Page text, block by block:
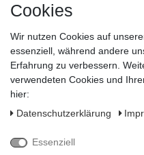
Cookies
Wir nutzen Cookies auf
essenziell, während andere
Erfahrung zu verbessern.
verwendeten Cookies und
hier:
Daten­schutz­erklärung
Essenziell